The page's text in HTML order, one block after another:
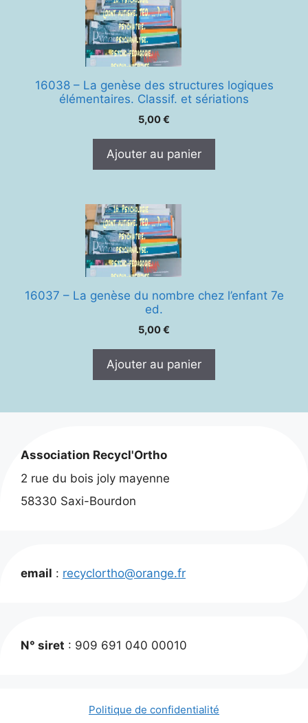
16038 – La genèse des structures logiques
élémentaires. Classif. et sériations
5,00€
Ajouter au panier
16037 – La genèse du nombre chez l’enfant 7e
ed.
5,00€
Ajouter au panier
Association Recycl'Ortho
2 rue du bois joly mayenne
58330 Saxi-Bourdon
email : recyclortho@orange.fr
N° siret : 909 691 040 00010
Politique de confidentialité